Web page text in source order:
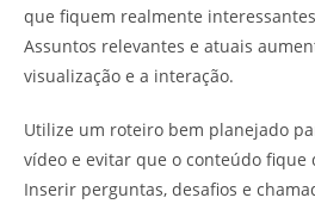
que fiquem realmente
Assuntos relevantes e atuais
visualização e a interação.
Utilize um roteiro bem planejado
vídeo e evitar que o conteúdo fique
Inserir perguntas, desafios e